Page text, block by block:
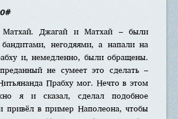
Джагай и Матхай – были
негодяями, а напали на
и, немедленно, были обращены.
не сумеет это сделать –
Прабху мог. Нечто в этом
я и сказал, сделал подобное
привёл в пример Наполеона, чтобы